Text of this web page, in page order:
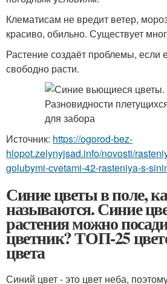
Клематисам не вредит ветер,
красиво, обильно. Существует
Растение создаёт проблемы, если
свободно расти.
Источник: https://ogorod-bez-
hlopot.zelynyjsad.info/novosti/
golubymi-cvetami-42-rasteniya-s-
Синие цветы в поле,
называются. Синие
растения можно
цветник? ТОП-25
цвета
Синий цвет - это цвет неба,